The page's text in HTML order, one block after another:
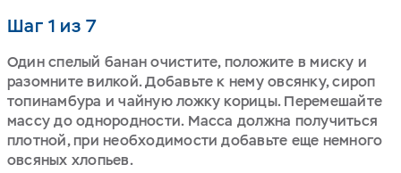
Шаг 1 из 7
Один спелый банан очистите, положите в миску и
разомните вилкой. Добавьте к нему овсянку, сироп
топинамбура и чайную ложку корицы. Перемешайте
массу до однородности. Масса должна получиться
плотной, при необходимости добавьте еще немного
овсяных хлопьев.